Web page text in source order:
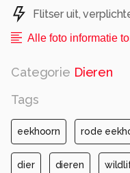
Flitser uit,
Alle foto informatie
Categorie Dieren
Tags
eekhoorn rode
dier dieren